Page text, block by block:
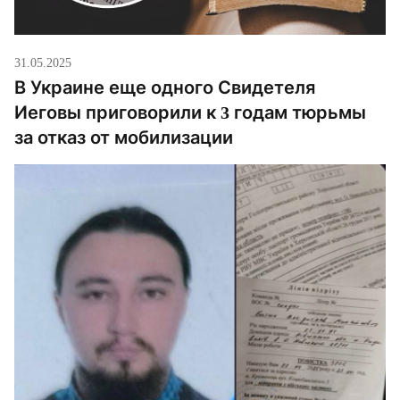
31.05.2025
В Украине еще одного Свидетеля
Иеговы приговорили к 3 годам тюрьмы
за отказ от мобилизации